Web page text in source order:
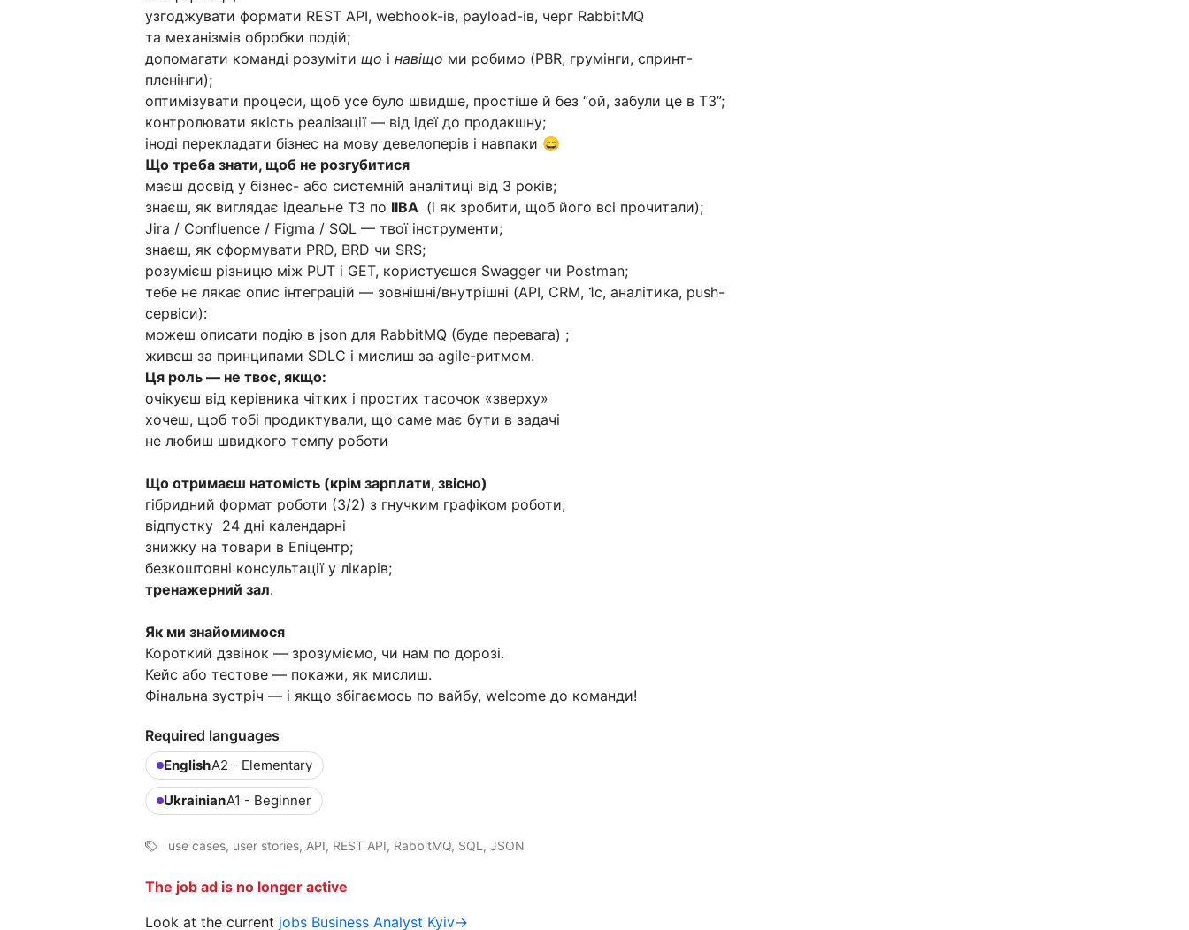
узгоджувати формати REST API, webhook-ів, payload-ів, черг RabbitMQ
та механізмів обробки подій;
допомагати команді розуміти що і навіщо ми робимо (PBR, грумінги, спринт-
пленінги);
оптимізувати процеси, щоб усе було швидше, простіше й без “ой, забули це в ТЗ”;
контролювати якість реалізації — від ідеї до продакшну;
іноді перекладати бізнес на мову девелоперів і навпаки 😄
Що треба знати, щоб не розгубитися
маєш досвід у бізнес- або системній аналітиці від 3 років;
знаєш, як виглядає ідеальне ТЗ по IIBA (і як зробити, щоб його всі прочитали);
Jira / Confluence / Figma / SQL — твої інструменти;
знаєш, як сформувати PRD, BRD чи SRS;
розумієш різницю між PUT і GET, користуєшся Swagger чи Postman;
тебе не лякає опис інтеграцій — зовнішні/внутрішні (API, CRM, 1с, аналітика, push-
сервіси):
можеш описати подію в json для RabbitMQ (буде перевага) ;
живеш за принципами SDLC і мислиш за agile-ритмом.
Ця роль — не твоє, якщо:
очікуєш від керівника чітких і простих тасочок «зверху»
хочеш, щоб тобі продиктували, що саме має бути в задачі
не любиш швидкого темпу роботи
Що отримаєш натомість (крім зарплати, звісно)
гібридний формат роботи (3/2) з гнучким графіком роботи;
відпустку 24 дні календарні
знижку на товари в Епіцентр;
безкоштовні консультації у лікарів;
тренажерний зал.
Як ми знайомимося
Короткий дзвінок — зрозуміємо, чи нам по дорозі.
Кейс або тестове — покажи, як мислиш.
Фінальна зустріч — і якщо збігаємось по вайбу, welcome до команди!
Required languages
EnglishA2 - Elementary
UkrainianA1 - Beginner
use cases, user stories, API, REST API, RabbitMQ, SQL, JSON
The job ad is no longer active
Look at the current jobs Business Analyst Kyiv→